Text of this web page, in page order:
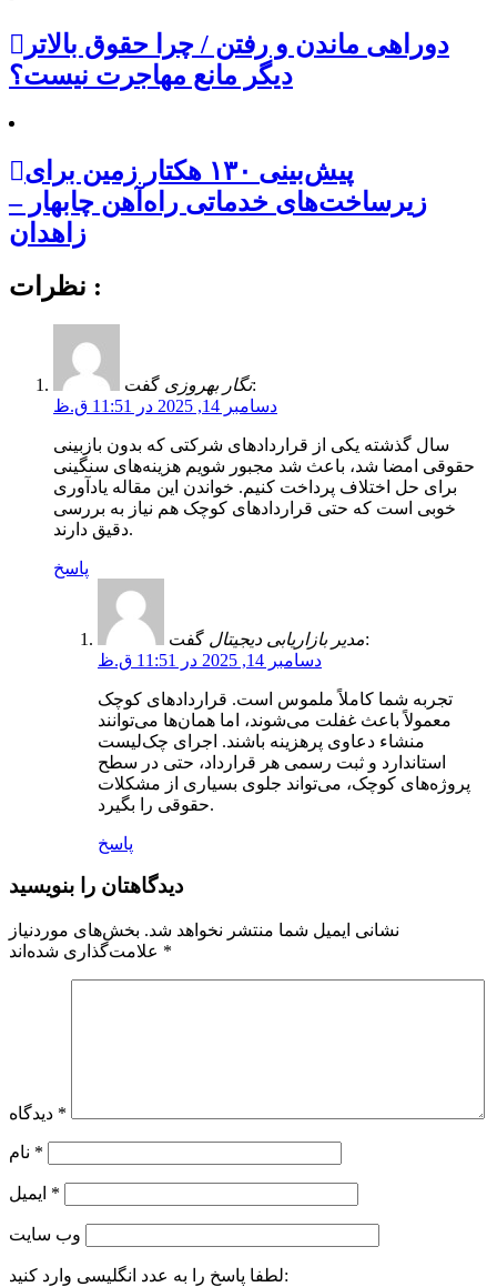
دوراهی ماندن و رفتن / چرا حقوق بالاتر
دیگر مانع مهاجرت نیست؟
پیش‌بینی ۱۳۰ هکتار زمین برای
زیرساخت‌های خدماتی راه‌آهن چابهار –
زاهدان
نظرات :
نگار بهروزیگفت:
دسامبر 14, 2025 در 11:51 ق.ظ
سال گذشته یکی از قراردادهای شرکتی که بدون بازبینی
حقوقی امضا شد، باعث شد مجبور شویم هزینه‌های سنگینی
برای حل اختلاف پرداخت کنیم. خواندن این مقاله یادآوری
خوبی است که حتی قراردادهای کوچک هم نیاز به بررسی
دقیق دارند.
پاسخ
مدیر بازاریابی دیجیتالگفت:
دسامبر 14, 2025 در 11:51 ق.ظ
تجربه شما کاملاً ملموس است. قراردادهای کوچک
معمولاً باعث غفلت می‌شوند، اما همان‌ها می‌توانند
منشاء دعاوی پرهزینه باشند. اجرای چک‌لیست
استاندارد و ثبت رسمی هر قرارداد، حتی در سطح
پروژه‌های کوچک، می‌تواند جلوی بسیاری از مشکلات
حقوقی را بگیرد.
پاسخ
دیدگاهتان را بنویسید
نشانی ایمیل شما منتشر نخواهد شد. بخش‌های موردنیاز
*
*
*
*
وب‌ سایت
لطفا پاسخ را به عدد انگلیسی وارد کنید: